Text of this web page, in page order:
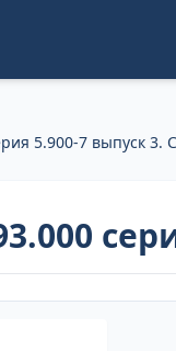
5.900-7 выпуск 3.